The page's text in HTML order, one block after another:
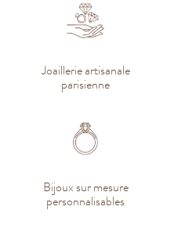
Joaillerie artisanale
parisienne
Bijoux sur mesure
personnalisables